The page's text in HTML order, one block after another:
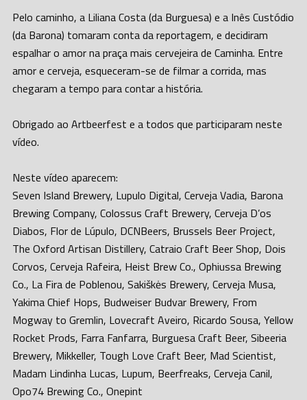
Pelo caminho, a Liliana Costa (da Burguesa) e a Inês Custódio
(da Barona) tomaram conta da reportagem, e decidiram
espalhar o amor na praça mais cervejeira de Caminha. Entre
amor e cerveja, esqueceram-se de filmar a corrida, mas
chegaram a tempo para contar a história.
Obrigado ao Artbeerfest e a todos que participaram neste
vídeo.
Neste vídeo aparecem:
Seven Island Brewery, Lupulo Digital, Cerveja Vadia, Barona
Brewing Company, Colossus Craft Brewery, Cerveja D’os
Diabos, Flor de Lúpulo, DCNBeers, Brussels Beer Project,
The Oxford Artisan Distillery, Catraio Craft Beer Shop, Dois
Corvos, Cerveja Rafeira, Heist Brew Co., Ophiussa Brewing
Co., La Fira de Poblenou, Sakiškės Brewery, Cerveja Musa,
Yakima Chief Hops, Budweiser Budvar Brewery, From
Mogway to Gremlin, Lovecraft Aveiro, Ricardo Sousa, Yellow
Rocket Prods, Farra Fanfarra, Burguesa Craft Beer, Sibeeria
Brewery, Mikkeller, Tough Love Craft Beer, Mad Scientist,
Madam Lindinha Lucas, Lupum, Beerfreaks, Cerveja Canil,
Opo74 Brewing Co., Onepint